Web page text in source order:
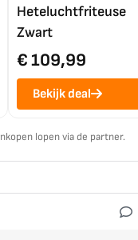
Heteluchtfriteuse
Zwart
€ 109,99
Bekijk deal
lopen via de partner.